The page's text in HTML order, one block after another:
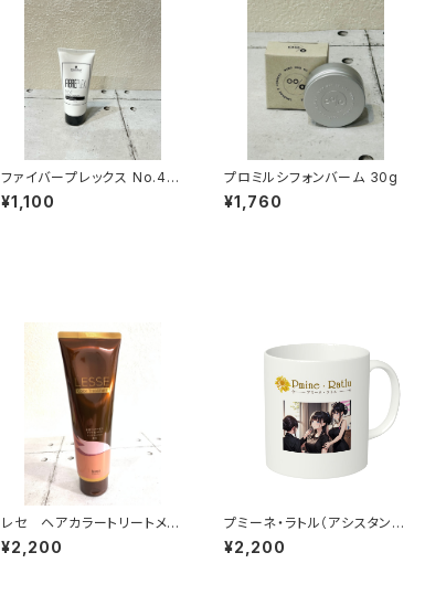
ファイバープレックス No.4
ボンド セラム 100g
¥1,100
プロミルシフォンバーム 30g
¥1,760
レセ ヘアカラートリートメン
ト 【ナチュラルブラウン】
¥2,200
プミーネ・ラトル（アシスタント
1）両面印刷マグカップ
¥2,200